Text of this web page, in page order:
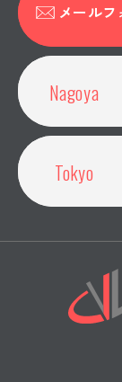
メールフ
Nagoya
Tokyo